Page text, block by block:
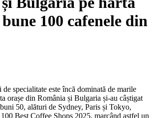
100 cafenele din
specialitate este încă dominată de marile
orașe din România și Bulgaria și-au câștigat
50, alături de Sydney, Paris și Tokyo,
Best Coffee Shops 2025, marcând astfel un